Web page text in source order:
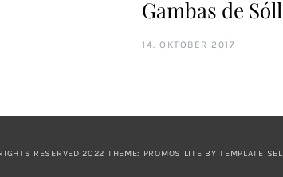
Gambas de
14. OKTOBER 2017
RESERVED 2022 THEME: PROMOS LITE BYTEMPLATE